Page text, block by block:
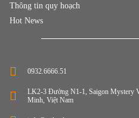
Thông tin quy hoạch
Hot News
0932.6666.51
LK2-3 Đường N1-1, Saigon Mystery
Minh, Việt Nam